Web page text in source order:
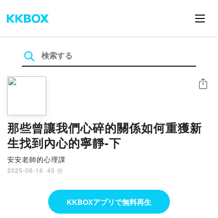
那些曾讓我們心碎的關係如何重獲新
生找到內心的寧靜-下
安安老師的心理課
2025-06-16 · 45 分
シェア
KKBOXアプリで無料再生